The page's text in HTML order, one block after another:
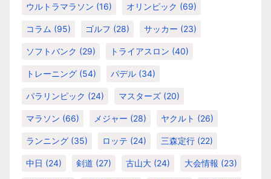
ウルトラマラソン (16) オリンピック (69)
コラム (95) ゴルフ (28) サッカー (23)
ソフトバンク (29) トライアスロン (40)
トレーニング (54) パデル (34)
パラリンピック (24) マスターズ (20)
マラソン (66) メジャー (28) ヤクルト (26)
ランニング (35) ロッテ (24) 三森定行 (22)
中日 (24) 剣道 (27) 古山大 (24) 大会情報 (23)